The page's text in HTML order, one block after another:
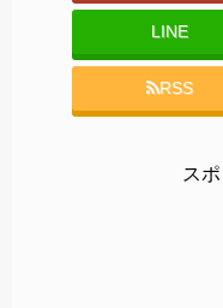
LINE
RSS
ス